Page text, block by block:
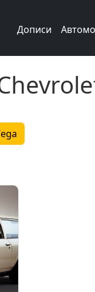
Дописи